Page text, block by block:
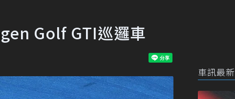
Golf GTI巡邏車
車訊最新